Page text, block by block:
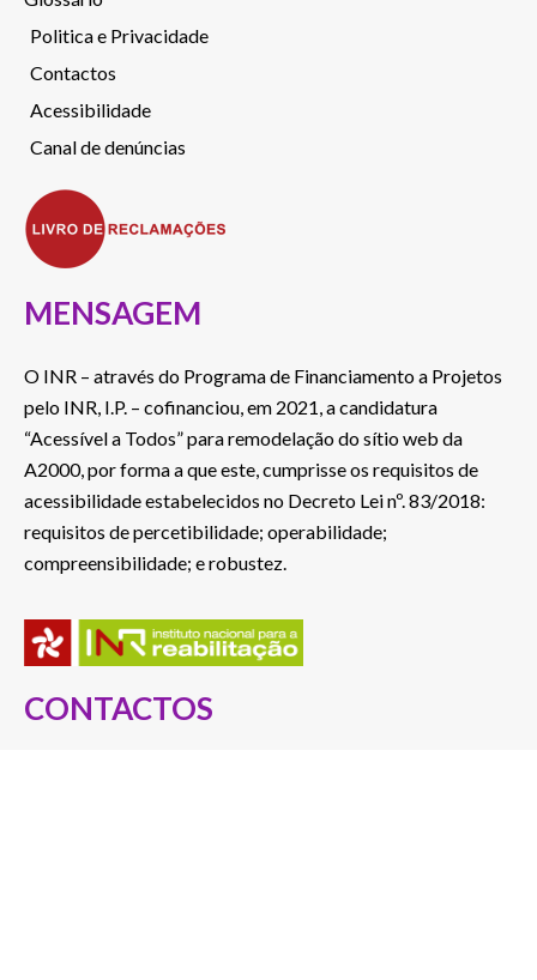
Politica e Privacidade
Contactos
Acessibilidade
Canal de denúncias
MENSAGEM
O INR – através do Programa de Financiamento a Projetos
pelo INR, I.P. – cofinanciou, em 2021, a candidatura
“Acessível a Todos” para remodelação do sítio web da
A2000, por forma a que este, cumprisse os requisitos de
acessibilidade estabelecidos no Decreto Lei nº. 83/2018:
requisitos de percetibilidade; operabilidade;
compreensibilidade; e robustez.
CONTACTOS